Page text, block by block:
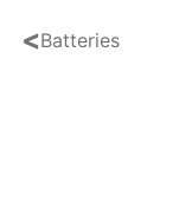
<Batteries